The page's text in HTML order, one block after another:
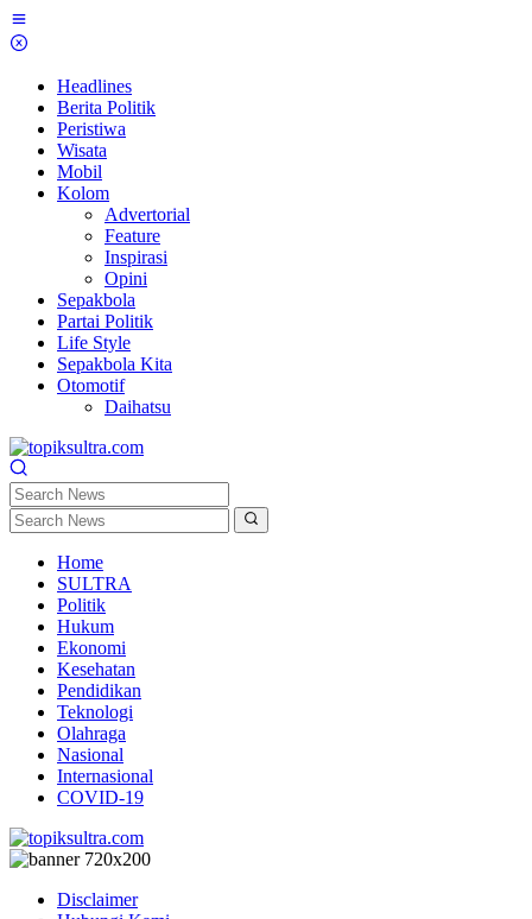
Skip
to
Headlines
Berita Politik
Peristiwa
Wisata
Mobil
Kolom
Advertorial
Feature
Inspirasi
Opini
Sepakbola
Partai Politik
Life Style
Sepakbola Kita
Otomotif
Daihatsu
Home
SULTRA
Politik
Hukum
Ekonomi
Kesehatan
Pendidikan
Teknologi
Olahraga
Nasional
Internasional
COVID-19
Disclaimer